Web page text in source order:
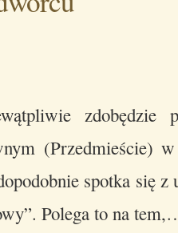
zdobędzie
(Przedmieście)
spotka się z
Polega to na